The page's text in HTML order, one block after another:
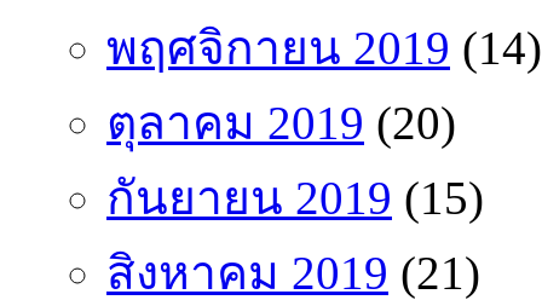
พฤศจิกายน 2019 (14)
ตุลาคม 2019 (20)
กันยายน 2019 (15)
สิงหาคม 2019 (21)